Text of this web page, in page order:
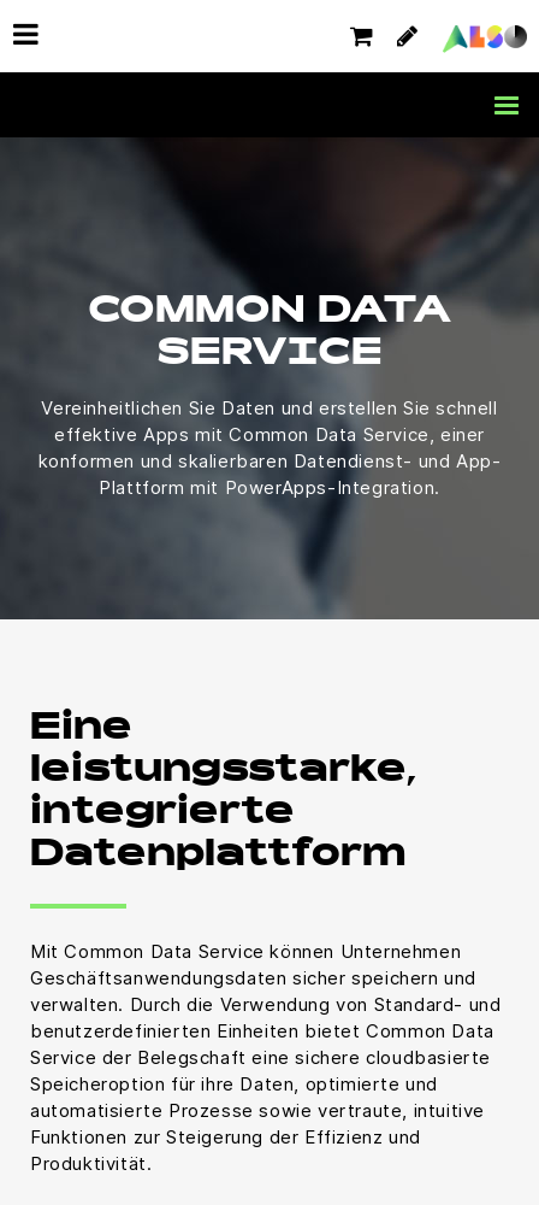
COMMON DATA
SERVICE
Vereinheitlichen Sie Daten und erstellen Sie schnell
effektive Apps mit Common Data Service, einer
konformen und skalierbaren Datendienst- und App-
Plattform mit PowerApps-Integration.
Eine
leistungsstarke,
integrierte
Datenplattform
Mit Common Data Service können Unternehmen
Geschäftsanwendungsdaten sicher speichern und
verwalten. Durch die Verwendung von Standard- und
benutzerdefinierten Einheiten bietet Common Data
Service der Belegschaft eine sichere cloudbasierte
Speicheroption für ihre Daten, optimierte und
automatisierte Prozesse sowie vertraute, intuitive
Funktionen zur Steigerung der Effizienz und
Produktivität.